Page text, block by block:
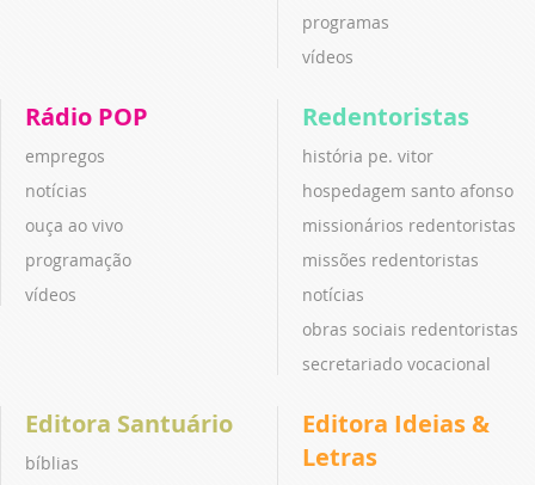
programas
vídeos
Rádio POP
empregos
notícias
ouça ao vivo
programação
vídeos
Redentoristas
história pe. vitor
hospedagem santo afonso
missionários redentoristas
missões redentoristas
notícias
obras sociais redentoristas
secretariado vocacional
Editora Santuário
bíblias
Editora Ideias &
Letras